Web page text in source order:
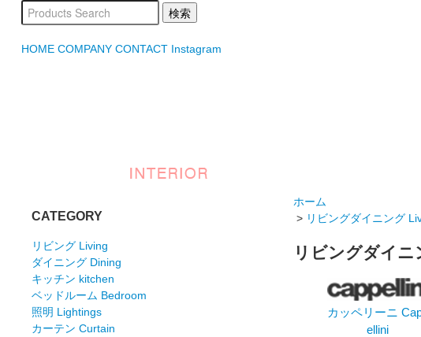
HOME COMPANY CONTACT Instagram
ホーム
> リビングダイニング
リビングダイ
カッペリーニ
ellini
CATEGORY
リビング Living
ダイニング Dining
キッチン kitchen
ベッドルーム Bedroom
照明 Lightings
カーテン Curtain